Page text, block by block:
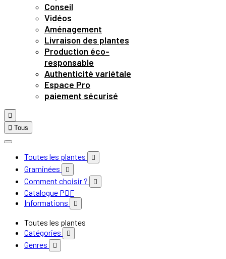
Conseil
Vidéos
Aménagement
Livraison des plantes
Production éco-
responsable
Authenticité variétale
Espace Pro
paiement sécurisé

 Tous
Toutes les plantes 
Graminées 
Comment choisir ? 
Catalogue PDF
Informations

Toutes les plantes
Catégories

Genres 